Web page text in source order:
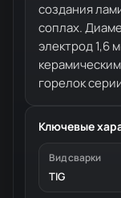
создания
соплах.
электрод 1,6
горелок
Ключевые
Вид сварки
TIG